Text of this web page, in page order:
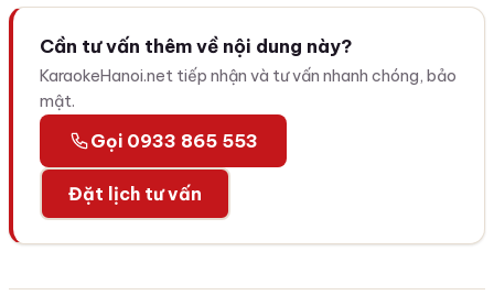
Cần tư vấn thêm về nội dung này?
KaraokeHanoi.net tiếp nhận và tư vấn nhanh chóng, bảo
mật.
Gọi 0933 865 553
Đặt lịch tư vấn